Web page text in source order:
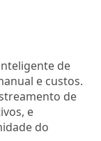
de
e custos.
de
e
do